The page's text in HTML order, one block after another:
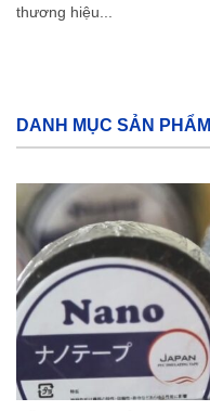
thương hiệu...
DANH MỤC SẢN PHẨM